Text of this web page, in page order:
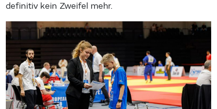
definitiv kein Zweifel mehr.